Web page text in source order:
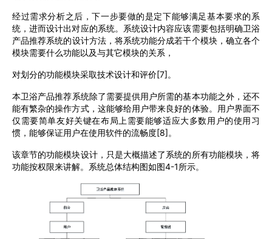
经过需求分析之后，下一步要做的是定下能够满足基本要求的系
统，进而设计出对应的系统。系统设计内容应该需要包括明确卫浴
产品推荐系统的设计方法，将系统功能分成若干个模块，确立各个
模块需要什么功能以及与其它模块的关系，
对划分的功能模块采取技术设计和评价[7]。
本卫浴产品推荐系统除了需要提供用户所需的基本功能之外，还不
能有繁杂的操作方式，这能够给用户带来良好的体验。用户界面不
仅需要简单友好关键在布局上需要能够适应大多数用户的使用习
惯，能够保证用户在使用软件的流畅度[8]。
该章节的功能模块设计，只是大概描述了系统的所有功能模块，将
功能按权限来讲解。 系统总体结构图如图4-1所示。